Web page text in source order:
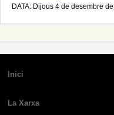
DATA: Dijous 4 de desembre
Inici
La Xarxa